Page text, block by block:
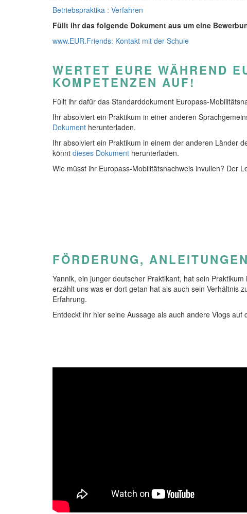
Betriebspraktika : Verfahren
Füllt ihr das folgende Dokument aus um eine
www.EUR.Friends: Kontakt mit der Schule
WERTET EURE WÄHREND
KOMPETENZEN AUF!
Füllt ihr dafür das Standarddokument Europass-
Ihr absolviert ein Praktikum in einer anderen
Dokument herunterladen.
Ihr absolviert ein Praktikum in einem der anderen Länder
könnt dieses Dokument herunterladen.
Wie müsst ihr Europass-Mobilitätsnachweis invullen? Der
FÖRDERUNG,
Yannik, ein junger deutscher Praktikant, hat sein
erzählt uns was er dort getan hat als auch sein Verhältnis
Erfahrung.
Entdeckt ihr hier seine Aussage als auch andere Vlogs auf